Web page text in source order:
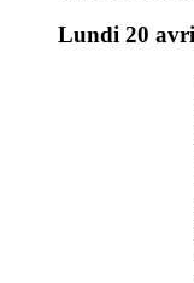
Lundi 20